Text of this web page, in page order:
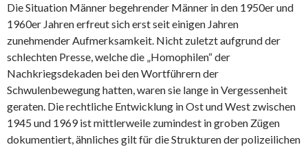
Die Situation Männer begehrender Männer in den 1950er und
1960er Jahren erfreut sich erst seit einigen Jahren
zunehmender Aufmerksamkeit. Nicht zuletzt aufgrund der
schlechten Presse, welche die „Homophilen“ der
Nachkriegsdekaden bei den Wortführern der
Schwulenbewegung hatten, waren sie lange in Vergessenheit
geraten. Die rechtliche Entwicklung in Ost und West zwischen
1945 und 1969 ist mittlerweile zumindest in groben Zügen
dokumentiert, ähnliches gilt für die Strukturen der polizeilichen